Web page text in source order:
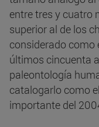
entre tres y cuatro
superior al de los
considerado como
últimos cincuenta
paleontología
catalogarlo como
importante del